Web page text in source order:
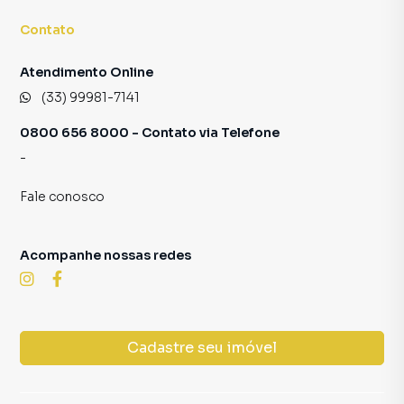
Contato
Atendimento Online
(33) 99981-7141
0800 656 8000 - Contato via Telefone
-
Fale conosco
Cadastre seu imóvel
Acompanhe nossas redes